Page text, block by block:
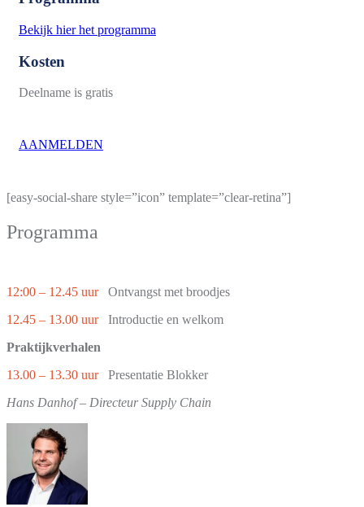
Bekijk hier het programma
Kosten
Deelname is gratis
AANMELDEN
[easy-social-share style=”icon” template=”clear-retina”]
Programma
12:00 – 12.45 uurOntvangst met broodjes
12.45 – 13.00 uurIntroductie en welkom
Praktijkverhalen
13.00 – 13.30 uurPresentatie Blokker
Hans Danhof – Directeur Supply Chain